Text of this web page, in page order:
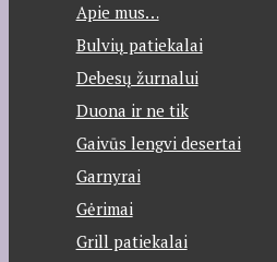
Apie mus…
Bulvių patiekalai
Debesų žurnalui
Duona ir ne tik
Gaivūs lengvi desertai
Garnyrai
Gėrimai
Grill patiekalai